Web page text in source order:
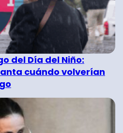
del Día del Niño:
cuándo volverían